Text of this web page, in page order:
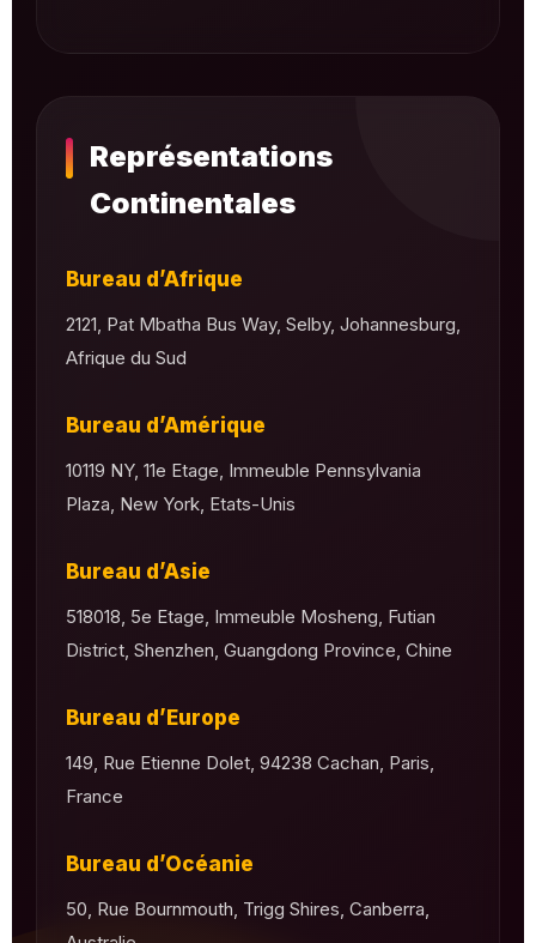
Représentations
Continentales
Bureau d’Afrique
2121, Pat Mbatha Bus Way, Selby, Johannesburg,
Afrique du Sud
Bureau d’Amérique
10119 NY, 11e Etage, Immeuble Pennsylvania
Plaza, New York, Etats-Unis
Bureau d’Asie
518018, 5e Etage, Immeuble Mosheng, Futian
District, Shenzhen, Guangdong Province, Chine
Bureau d’Europe
149, Rue Etienne Dolet, 94238 Cachan, Paris,
France
Bureau d’Océanie
50, Rue Bournmouth, Trigg Shires, Canberra,